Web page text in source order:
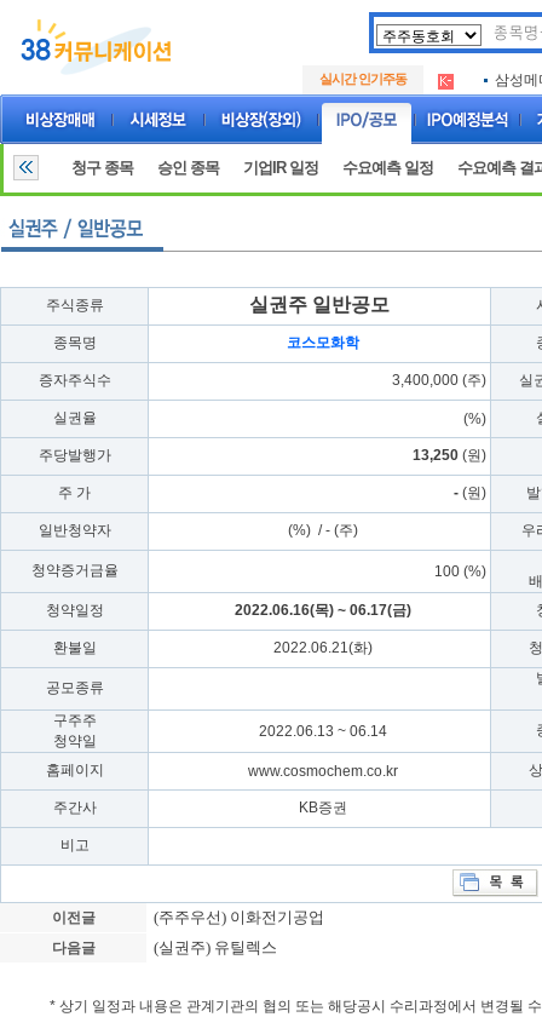
실시간 인기주동
.
아크로
삼성메
.
아크로
아하
청구 종목 승인 종목 기업IR 일정 수요예측 일정 수요예측 결
주식종류 실권주 일반공모
종목명 코스모화학
증자주식수 3,400,000 (주) 실
실권율 (%)
주당발행가 13,250 (원)
주 가 - (원)
일반청약자 (%) / - (주) 우
청약증거금율 100 (%)
청약일정
2022.06.16(목) ~ 06.17(금)
환불일 2022.06.21(화)
공모종류
구주주
청약일
2022.06.13 ~ 06.14
홈페이지 www.cosmochem.co.kr
주간사 KB증권
비고
이전글 (주주우선) 이화전기공업
다음글 (실권주) 유틸렉스
* 상기 일정과 내용은 관계기관의 협의 또는 해당공시 수리과정에서 변경될